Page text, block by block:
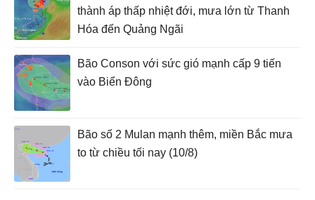
thành áp thấp nhiệt đới, mưa lớn từ Thanh
Hóa đến Quảng Ngãi
Bão Conson với sức gió mạnh cấp 9 tiến
vào Biển Đông
Bão số 2 Mulan mạnh thêm, miền Bắc mưa
to từ chiều tối nay (10/8)